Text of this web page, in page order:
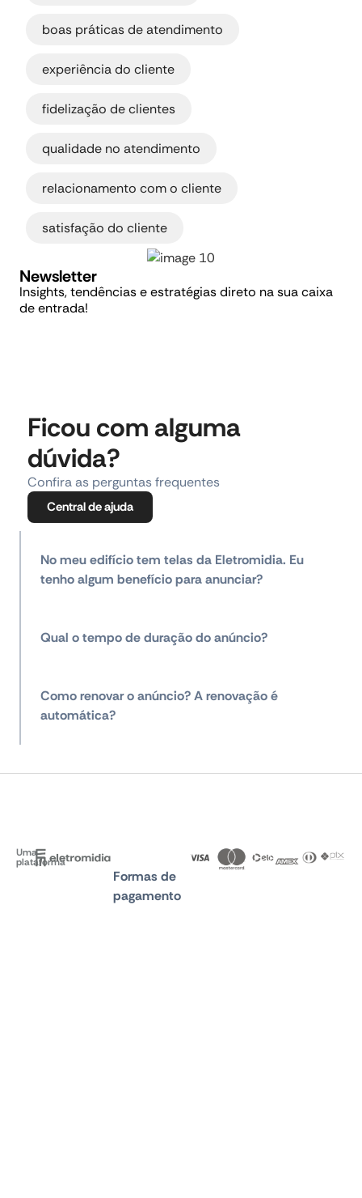
boas práticas de atendimento
experiência do cliente
fidelização de clientes
qualidade no atendimento
relacionamento com o cliente
satisfação do cliente
Newsletter
Insights, tendências e estratégias direto na sua caixa
de entrada!
Ficou com alguma
dúvida?
Confira as perguntas frequentes
Central de ajuda
No meu edifício tem telas da Eletromidia. Eu
tenho algum benefício para anunciar?
Qual o tempo de duração do anúncio?
Como renovar o anúncio? A renovação é
automática?
Uma
plataforma
Formas de
pagamento